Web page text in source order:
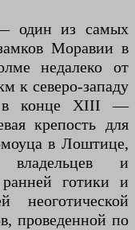
один из самых
Моравии в
недалеко от
к северо-западу
в конце XIII —
крепость для
в Лоштице,
и
готики и
неоготической
проведенной по